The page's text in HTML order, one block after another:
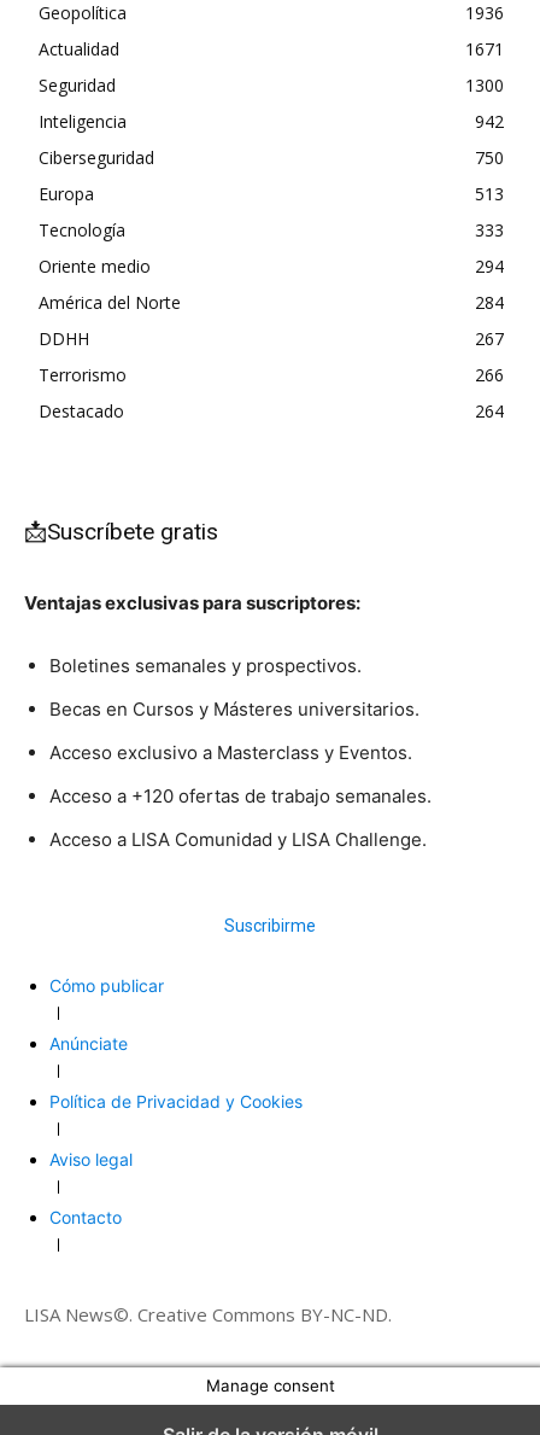
Geopolítica
1936
Actualidad
1671
Seguridad
1300
Inteligencia
942
Ciberseguridad
750
Europa
513
Tecnología
333
Oriente medio
294
América del Norte
284
DDHH
267
Terrorismo
266
Destacado
264
📩Suscríbete gratis
Ventajas exclusivas para suscriptores:
Boletines semanales y prospectivos.
Becas en Cursos y Másteres universitarios.
Acceso exclusivo a Masterclass y Eventos.
Acceso a +120 ofertas de trabajo semanales.
Acceso a LISA Comunidad y LISA Challenge.
Suscribirme
Cómo publicar
Anúnciate
Política de Privacidad y Cookies
Aviso legal
Contacto
LISA News©. Creative Commons BY-NC-ND.
Manage consent